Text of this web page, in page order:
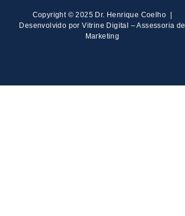
Copyright © 2025 Dr. Henrique Coelho |
Desenvolvido por Vitrine Digital – Assessoria de
Marketing